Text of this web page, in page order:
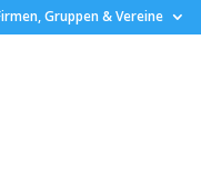
Gruppen & Vereine